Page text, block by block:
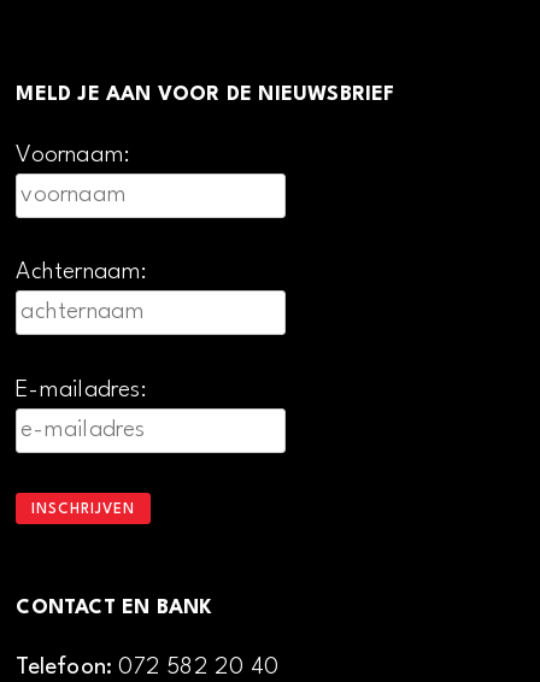
MELD JE AAN VOOR DE NIEUWSBRIEF
Voornaam:
Achternaam:
E-mailadres:
CONTACT EN BANK
Telefoon:072 582 20 40